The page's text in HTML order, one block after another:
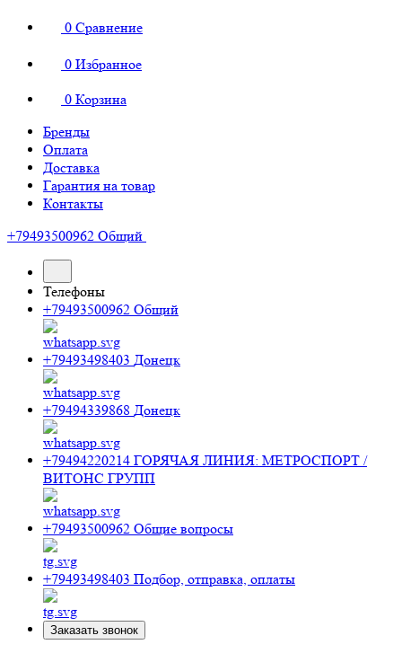
0 Сравнение
0 Избранное
0 Корзина
Бренды
Оплата
Доставка
Гарантия на товар
Контакты
+79493500962 Общий
Телефоны
+79493500962 Общий
+79493498403 Донецк
+79494339868 Донецк
+79494220214 ГОРЯЧАЯ ЛИНИЯ: МЕТРОСПОРТ /
ВИТОНС ГРУПП
+79493500962 Общие вопросы
+79493498403 Подбор, отправка, оплаты
Заказать звонок